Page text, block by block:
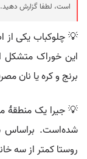
است، لطفا گزارش دهید.
💡 چلوکباب یکی از
این خوراک متشکل
برنج و کره یا نان
💡 جیرا یک منطقهٔ
روستا کمتر از سه